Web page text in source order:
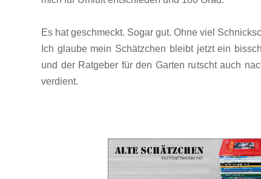
Es hat geschmeckt. Sogar gut. Ohne viel
Ich glaube mein Schätzchen bleibt jetzt ein
und der Ratgeber für den Garten rutscht auch
verdient.